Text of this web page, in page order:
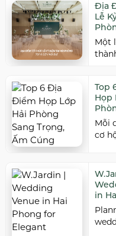
Địa
Lễ
Ý
Một
còn
địa
Nếu
dịch
kiện,
Top
Họp
Mỗi
cơ
gắn
năm
buổi
trọn
chọn
hợp
in